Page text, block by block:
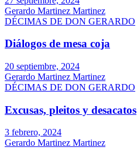
Gerardo Martinez Martinez
DÉCIMAS DE DON GERARDO
Diálogos de mesa coja
20 septiembre, 2024
Gerardo Martinez Martinez
DÉCIMAS DE DON GERARDO
Excusas, pleitos y desacatos
3 febrero, 2024
Gerardo Martinez Martinez